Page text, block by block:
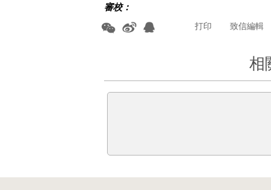
審校：
致信編輯
打印
相